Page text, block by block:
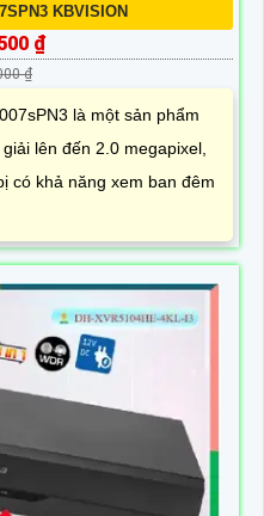
KBVISION
₫
₫
là một sản phẩm
lên đến 2.0 megapixel,
có khả năng xem ban đêm